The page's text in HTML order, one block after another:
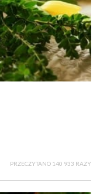
PRZECZYTANO 140 933 RAZY